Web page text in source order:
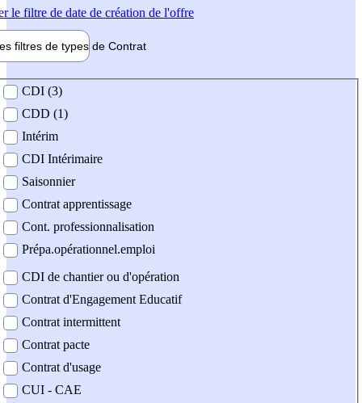
le filtre de date de création de l'offre
filtres de types de Contrat
contrat
CDI (3)
CDD (1)
Intérim
CDI Intérimaire
Saisonnier
Contrat apprentissage
Cont. professionnalisation
Prépa.opérationnel.emploi
CDI de chantier ou d'opération
Contrat d'Engagement Educatif
Contrat intermittent
Contrat pacte
Contrat d'usage
CUI - CAE